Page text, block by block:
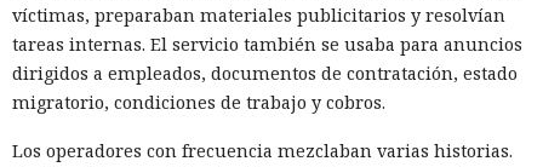
víctimas, preparaban materiales publicitarios y resolvían
tareas internas. El servicio también se usaba para anuncios
dirigidos a empleados, documentos de contratación, estado
migratorio, condiciones de trabajo y cobros.
Los operadores con frecuencia mezclaban varias historias.